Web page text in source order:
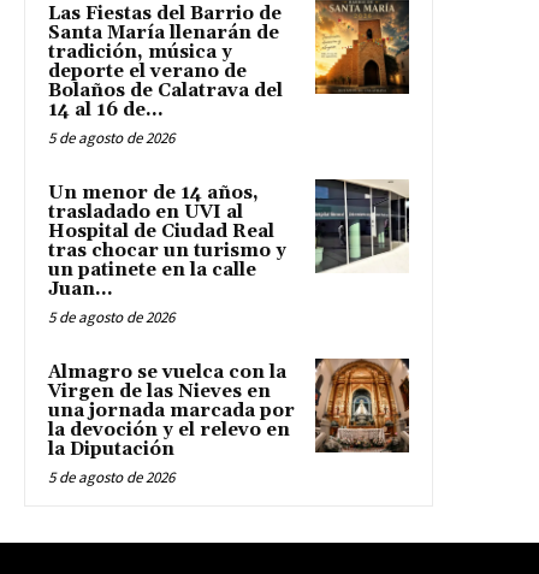
Las Fiestas del Barrio de
Santa María llenarán de
tradición, música y
deporte el verano de
Bolaños de Calatrava del
14 al 16 de...
5 de agosto de 2026
Un menor de 14 años,
trasladado en UVI al
Hospital de Ciudad Real
tras chocar un turismo y
un patinete en la calle
Juan...
5 de agosto de 2026
Almagro se vuelca con la
Virgen de las Nieves en
una jornada marcada por
la devoción y el relevo en
la Diputación
5 de agosto de 2026